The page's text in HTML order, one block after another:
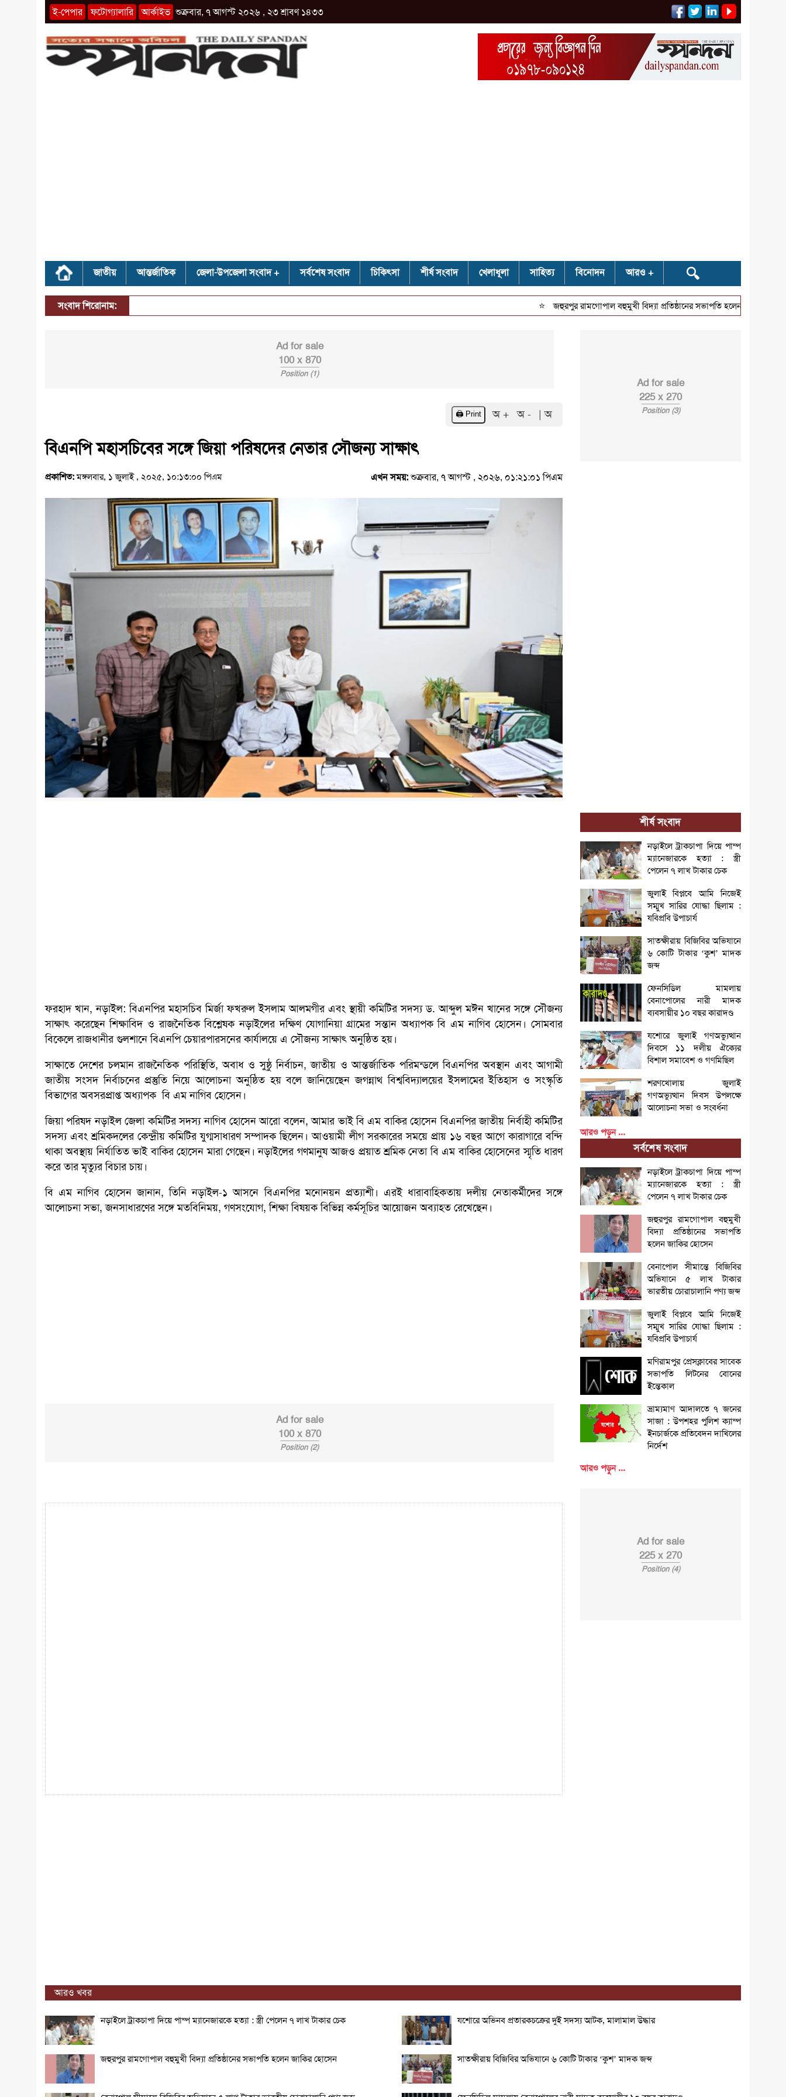
ই-পেপার ফটোগ্যালারি আর্কাইভ শুক্রবার, ৭ আগস্ট ২০২৬ , ২৩ শ্রাবণ ১৪৩৩
জাতীয় আন্তর্জাতিক জেলা-উপজেলা সংবাদ সর্বশেষ সংবাদ চিকিৎসা শীর্ষ সংবাদ খেলাধূলা সাহিত্য বিনোদন আরও 🔍
সংবাদ শিরোনাম: জহুরপুর রামগোপাল বহুমুখী বিদ্যা প্রতিষ্ঠানের সভাপতি হলেন জাকির হোসেন
Ad for sale
100 x 870
Position (1)
🖨️ Print অ + অ - | অ
বিএনপি মহাসচিবের সঙ্গে জিয়া পরিষদের নেতার সৌজন্য সাক্ষাৎ
প্রকাশিত:মঙ্গলবার, ১ জুলাই , ২০২৫, ১০:১৩:০০ পিএম এখন সময়:শুক্রবার, ৭ আগস্ট , ২০২৬, ০১:২১:০১ পিএম
ফরহাদ খান, নড়াইল: বিএনপির মহাসচিব মির্জা ফখরুল ইসলাম আলমগীর এবং স্থায়ী কমিটির সদস্য ড. আব্দুল মঈন খানের সঙ্গে সৌজন্য
সাক্ষাৎ করেছেন শিক্ষাবিদ ও রাজনৈতিক বিশ্লেষক নড়াইলের দক্ষিণ যোগানিয়া গ্রামের সন্তান অধ্যাপক বি এম নাগিব হোসেন। সোমবার
বিকেলে রাজধানীর গুলশানে বিএনপি চেয়ারপারসনের কার্যালয়ে এ সৌজন্য সাক্ষাৎ অনুষ্ঠিত হয়।
সাক্ষাতে দেশের চলমান রাজনৈতিক পরিস্থিতি, অবাধ ও সুষ্ঠু নির্বাচন, জাতীয় ও আন্তর্জাতিক পরিমন্ডলে বিএনপির অবস্থান এবং আগামী
জাতীয় সংসদ নির্বাচনের প্রস্তুতি নিয়ে আলোচনা অনুষ্ঠিত হয় বলে জানিয়েছেন জগন্নাথ বিশ্ববিদ্যালয়ের ইসলামের ইতিহাস ও সংস্কৃতি
বিভাগের অবসরপ্রাপ্ত অধ্যাপক বি এম নাগিব হোসেন।
জিয়া পরিষদ নড়াইল জেলা কমিটির সদস্য নাগিব হোসেন আরো বলেন, আমার ভাই বি এম বাকির হোসেন বিএনপির জাতীয় নির্বাহী কমিটির
সদস্য এবং শ্রমিকদলের কেন্দ্রীয় কমিটির যুগ্মসাধারণ সম্পাদক ছিলেন। আওয়ামী লীগ সরকারের সময়ে প্রায় ১৬ বছর আগে কারাগারে বন্দি
থাকা অবস্থায় নির্যাতিত ভাই বাকির হোসেন মারা গেছেন। নড়াইলের গণমানুষ আজও প্রয়াত শ্রমিক নেতা বি এম বাকির হোসেনের স্মৃতি ধারণ
করে তার মৃত্যুর বিচার চায়।
বি এম নাগিব হোসেন জানান, তিনি নড়াইল-১ আসনে বিএনপির মনোনয়ন প্রত্যাশী। এরই ধারাবাহিকতায় দলীয় নেতাকর্মীদের সঙ্গে
আলোচনা সভা, জনসাধারণের সঙ্গে মতবিনিময়, গণসংযোগ, শিক্ষা বিষয়ক বিভিন্ন কর্মসূচির আয়োজন অব্যাহত রেখেছেন।
Ad for sale
100 x 870
Position (2)
Ad for sale
225 x 270
Position (3)
শীর্ষ সংবাদ
নড়াইলে ট্রাকচাপা দিয়ে পাম্প
ম্যানেজারকে হত্যা : স্ত্রী
পেলেন ৭ লাখ টাকার চেক
জুলাই বিপ্লবে আমি নিজেই
সম্মুখ সারির যোদ্ধা ছিলাম :
যবিপ্রবি উপাচার্য
সাতক্ষীরায় বিজিবির অভিযানে
৬ কোটি টাকার ‘কুশ’ মাদক
জব্দ
ফেনসিডিল মামলায়
বেনাপোলের নারী মাদক
ব্যবসায়ীর ১০ বছর কারাদণ্ড
যশোরে জুলাই গণঅভ্যুত্থান
দিবসে ১১ দলীয় ঐক্যের
বিশাল সমাবেশ ও গণমিছিল
শরণখোলায় জুলাই
গণঅভ্যুত্থান দিবস উপলক্ষে
আলোচনা সভা ও সংবর্ধনা
আরও পড়ুন ...
সর্বশেষ সংবাদ
নড়াইলে ট্রাকচাপা দিয়ে পাম্প
ম্যানেজারকে হত্যা : স্ত্রী
পেলেন ৭ লাখ টাকার চেক
জহুরপুর রামগোপাল বহুমুখী
বিদ্যা প্রতিষ্ঠানের সভাপতি
হলেন জাকির হোসেন
বেনাপোল সীমান্তে বিজিবির
অভিযানে ৫ লাখ টাকার
ভারতীয় চোরাচালানি পণ্য জব্দ
জুলাই বিপ্লবে আমি নিজেই
সম্মুখ সারির যোদ্ধা ছিলাম :
যবিপ্রবি উপাচার্য
মণিরামপুর প্রেসক্লাবের সাবেক
সভাপতি লিটনের বোনের
ইন্তেকাল
ভ্রাম্যমাণ আদালতে ৭ জনের
সাজা : উপশহর পুলিশ ক্যাম্প
ইনচার্জকে প্রতিবেদন দাখিলের
নির্দেশ
আরও পড়ুন ...
Ad for sale
225 x 270
Position (4)
আরও খবর
নড়াইলে ট্রাকচাপা দিয়ে পাম্প ম্যানেজারকে হত্যা : স্ত্রী পেলেন ৭ লাখ টাকার চেক
জহুরপুর রামগোপাল বহুমুখী বিদ্যা প্রতিষ্ঠানের সভাপতি হলেন জাকির হোসেন
যশোরে অভিনব প্রতারকচক্রের দুই সদস্য আটক, মালামাল উদ্ধার
সাতক্ষীরায় বিজিবির অভিযানে ৬ কোটি টাকার ‘কুশ’ মাদক জব্দ